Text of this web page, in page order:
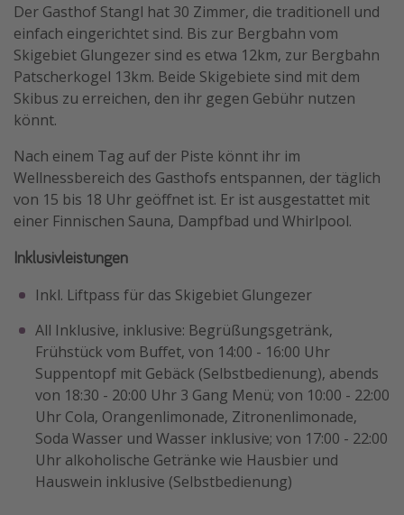
Der Gasthof Stangl hat 30 Zimmer, die traditionell und
einfach eingerichtet sind. Bis zur Bergbahn vom
Skigebiet Glungezer sind es etwa 12km, zur Bergbahn
Patscherkogel 13km. Beide Skigebiete sind mit dem
Skibus zu erreichen, den ihr gegen Gebühr nutzen
könnt.
Nach einem Tag auf der Piste könnt ihr im
Wellnessbereich des Gasthofs entspannen, der täglich
von 15 bis 18 Uhr geöffnet ist. Er ist ausgestattet mit
einer Finnischen Sauna, Dampfbad und Whirlpool.
Inklusivleistungen
Inkl. Liftpass für das Skigebiet Glungezer
All Inklusive, inklusive: Begrüßungsgetränk,
Frühstück vom Buffet, von 14:00 - 16:00 Uhr
Suppentopf mit Gebäck (Selbstbedienung), abends
von 18:30 - 20:00 Uhr 3 Gang Menü; von 10:00 - 22:00
Uhr Cola, Orangenlimonade, Zitronenlimonade,
Soda Wasser und Wasser inklusive; von 17:00 - 22:00
Uhr alkoholische Getränke wie Hausbier und
Hauswein inklusive (Selbstbedienung)